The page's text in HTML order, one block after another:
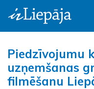
Piedzīvojumu
uzņemšanas
filmēšanu